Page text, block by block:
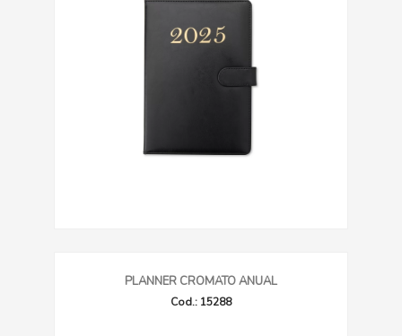
PLANNER CROMATO ANUAL
Cod.: 15288